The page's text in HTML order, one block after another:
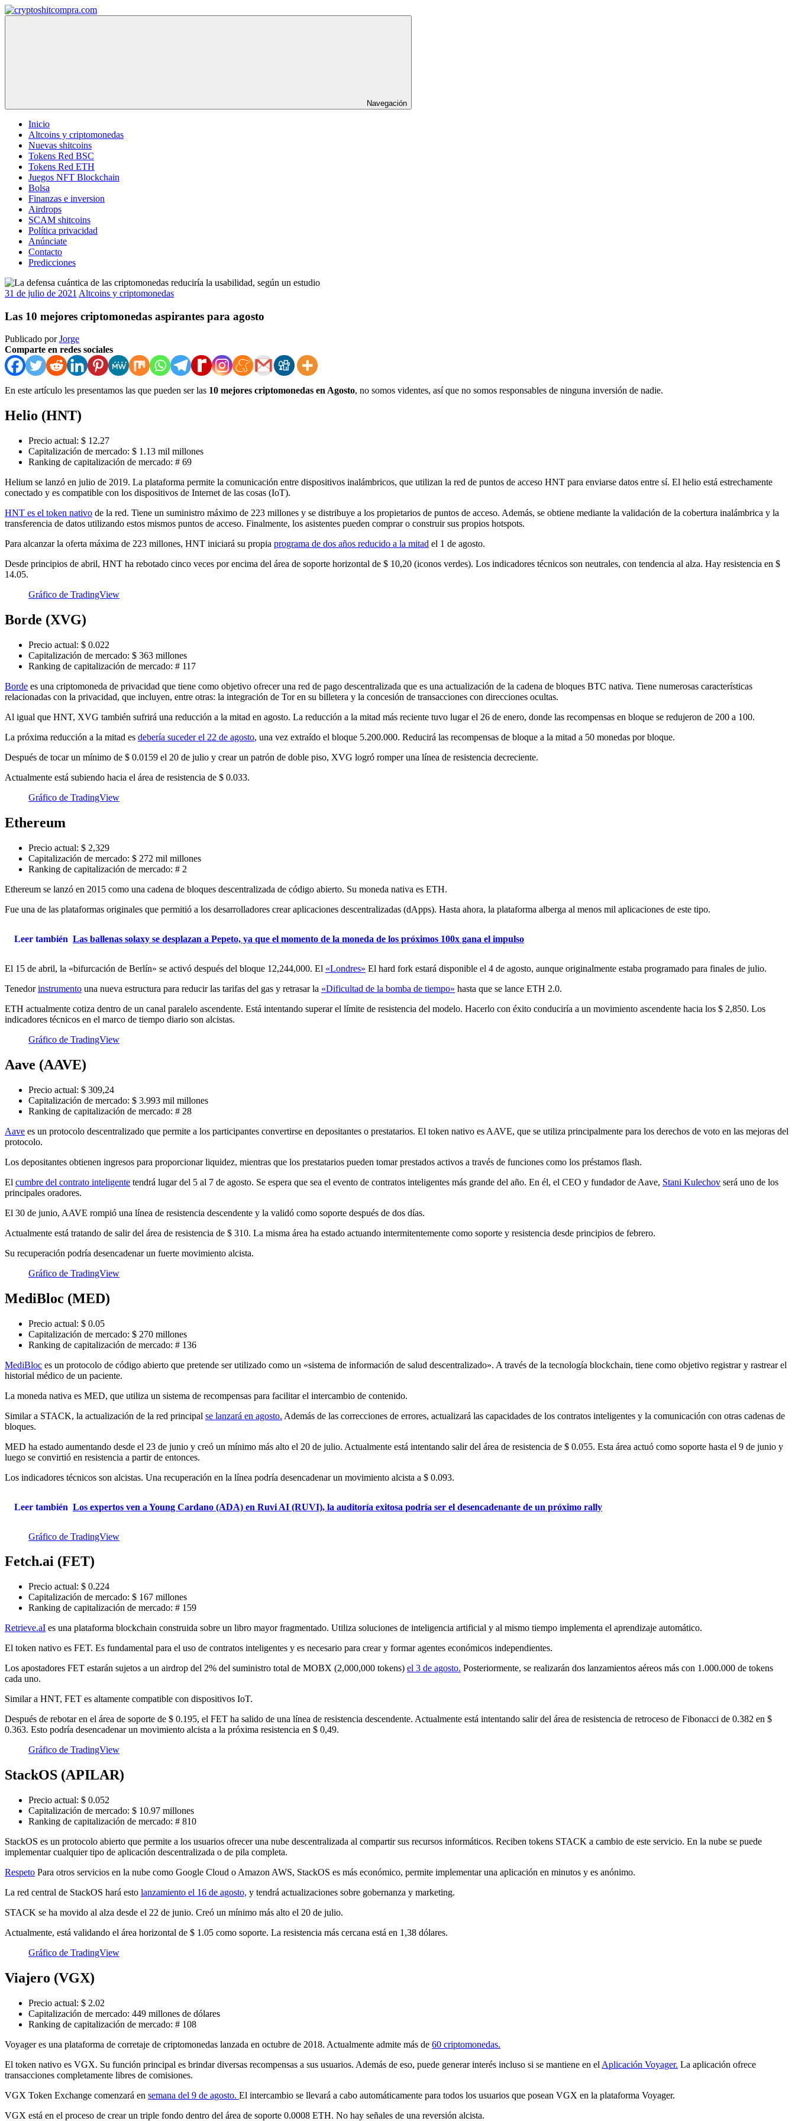
Saltar
al
Navegación
Inicio
Altcoins y criptomonedas
Nuevas shitcoins
Tokens Red BSC
Tokens Red ETH
Juegos NFT Blockchain
Bolsa
Finanzas e inversion
Airdrops
SCAM shitcoins
Política privacidad
Anúnciate
Contacto
Predicciones
31 de julio de 2021 Altcoins y criptomonedas
Las 10 mejores criptomonedas aspirantes para agosto
Publicado porJorge
Comparte en redes sociales
En este artículo les presentamos las que pueden ser las 10 mejores criptomonedas en Agosto, no somos videntes, así que no somos responsables de ninguna inversión de nadie.
Helio (HNT)
Precio actual: $ 12.27
Capitalización de mercado: $ 1.13 mil millones
Ranking de capitalización de mercado: # 69
Helium se lanzó en julio de 2019. La plataforma permite la comunicación entre dispositivos inalámbricos, que utilizan la red de puntos de acceso HNT para enviarse datos entre sí. El helio está estrechamente
conectado y es compatible con los dispositivos de Internet de las cosas (IoT).
HNT es el token nativo de la red. Tiene un suministro máximo de 223 millones y se distribuye a los propietarios de puntos de acceso. Además, se obtiene mediante la validación de la cobertura inalámbrica y la
transferencia de datos utilizando estos mismos puntos de acceso. Finalmente, los asistentes pueden comprar o construir sus propios hotspots.
Para alcanzar la oferta máxima de 223 millones, HNT iniciará su propia programa de dos años reducido a la mitad el 1 de agosto.
Desde principios de abril, HNT ha rebotado cinco veces por encima del área de soporte horizontal de $ 10,20 (iconos verdes). Los indicadores técnicos son neutrales, con tendencia al alza. Hay resistencia en $
14.05.
Gráfico de TradingView
Borde (XVG)
Precio actual: $ 0.022
Capitalización de mercado: $ 363 millones
Ranking de capitalización de mercado: # 117
Borde es una criptomoneda de privacidad que tiene como objetivo ofrecer una red de pago descentralizada que es una actualización de la cadena de bloques BTC nativa. Tiene numerosas características
relacionadas con la privacidad, que incluyen, entre otras: la integración de Tor en su billetera y la concesión de transacciones con direcciones ocultas.
Al igual que HNT, XVG también sufrirá una reducción a la mitad en agosto. La reducción a la mitad más reciente tuvo lugar el 26 de enero, donde las recompensas en bloque se redujeron de 200 a 100.
La próxima reducción a la mitad es debería suceder el 22 de agosto, una vez extraído el bloque 5.200.000. Reducirá las recompensas de bloque a la mitad a 50 monedas por bloque.
Después de tocar un mínimo de $ 0.0159 el 20 de julio y crear un patrón de doble piso, XVG logró romper una línea de resistencia decreciente.
Actualmente está subiendo hacia el área de resistencia de $ 0.033.
Gráfico de TradingView
Ethereum
Precio actual: $ 2,329
Capitalización de mercado: $ 272 mil millones
Ranking de capitalización de mercado: # 2
Ethereum se lanzó en 2015 como una cadena de bloques descentralizada de código abierto. Su moneda nativa es ETH.
Fue una de las plataformas originales que permitió a los desarrolladores crear aplicaciones descentralizadas (dApps). Hasta ahora, la plataforma alberga al menos mil aplicaciones de este tipo.
Leer también Las ballenas solaxy se desplazan a Pepeto, ya que el momento de la moneda de los próximos 100x gana el impulso
El 15 de abril, la «bifurcación de Berlín» se activó después del bloque 12,244,000. El «Londres» El hard fork estará disponible el 4 de agosto, aunque originalmente estaba programado para finales de julio.
Tenedorinstrumento una nueva estructura para reducir las tarifas del gas y retrasar la «Dificultad de la bomba de tiempo» hasta que se lance ETH 2.0.
ETH actualmente cotiza dentro de un canal paralelo ascendente. Está intentando superar el límite de resistencia del modelo. Hacerlo con éxito conduciría a un movimiento ascendente hacia los $ 2,850. Los
indicadores técnicos en el marco de tiempo diario son alcistas.
Gráfico de TradingView
Aave (AAVE)
Precio actual: $ 309,24
Capitalización de mercado: $ 3.993 mil millones
Ranking de capitalización de mercado: # 28
Aave es un protocolo descentralizado que permite a los participantes convertirse en depositantes o prestatarios. El token nativo es AAVE, que se utiliza principalmente para los derechos de voto en las mejoras del
protocolo.
Los depositantes obtienen ingresos para proporcionar liquidez, mientras que los prestatarios pueden tomar prestados activos a través de funciones como los préstamos flash.
El cumbre del contrato inteligente tendrá lugar del 5 al 7 de agosto. Se espera que sea el evento de contratos inteligentes más grande del año. En él, el CEO y fundador de Aave, Stani Kulechov será uno de los
principales oradores.
El 30 de junio, AAVE rompió una línea de resistencia descendente y la validó como soporte después de dos días.
Actualmente está tratando de salir del área de resistencia de $ 310. La misma área ha estado actuando intermitentemente como soporte y resistencia desde principios de febrero.
Su recuperación podría desencadenar un fuerte movimiento alcista.
Gráfico de TradingView
MediBloc (MED)
Precio actual: $ 0.05
Capitalización de mercado: $ 270 millones
Ranking de capitalización de mercado: # 136
MediBloc es un protocolo de código abierto que pretende ser utilizado como un «sistema de información de salud descentralizado». A través de la tecnología blockchain, tiene como objetivo registrar y rastrear el
historial médico de un paciente.
La moneda nativa es MED, que utiliza un sistema de recompensas para facilitar el intercambio de contenido.
Similar a STACK, la actualización de la red principal se lanzará en agosto. Además de las correcciones de errores, actualizará las capacidades de los contratos inteligentes y la comunicación con otras cadenas de
bloques.
MED ha estado aumentando desde el 23 de junio y creó un mínimo más alto el 20 de julio. Actualmente está intentando salir del área de resistencia de $ 0.055. Esta área actuó como soporte hasta el 9 de junio y
luego se convirtió en resistencia a partir de entonces.
Los indicadores técnicos son alcistas. Una recuperación en la línea podría desencadenar un movimiento alcista a $ 0.093.
Leer también Los expertos ven a Young Cardano (ADA) en Ruvi AI (RUVI), la auditoría exitosa podría ser el desencadenante de un próximo rally
Gráfico de TradingView
Fetch.ai (FET)
Precio actual: $ 0.224
Capitalización de mercado: $ 167 millones
Ranking de capitalización de mercado: # 159
Retrieve.aI es una plataforma blockchain construida sobre un libro mayor fragmentado. Utiliza soluciones de inteligencia artificial y al mismo tiempo implementa el aprendizaje automático.
El token nativo es FET. Es fundamental para el uso de contratos inteligentes y es necesario para crear y formar agentes económicos independientes.
Los apostadores FET estarán sujetos a un airdrop del 2% del suministro total de MOBX (2,000,000 tokens) el 3 de agosto. Posteriormente, se realizarán dos lanzamientos aéreos más con 1.000.000 de tokens
cada uno.
Similar a HNT, FET es altamente compatible con dispositivos IoT.
Después de rebotar en el área de soporte de $ 0.195, el FET ha salido de una línea de resistencia descendente. Actualmente está intentando salir del área de resistencia de retroceso de Fibonacci de 0.382 en $
0.363. Esto podría desencadenar un movimiento alcista a la próxima resistencia en $ 0,49.
Gráfico de TradingView
StackOS (APILAR)
Precio actual: $ 0.052
Capitalización de mercado: $ 10.97 millones
Ranking de capitalización de mercado: # 810
StackOS es un protocolo abierto que permite a los usuarios ofrecer una nube descentralizada al compartir sus recursos informáticos. Reciben tokens STACK a cambio de este servicio. En la nube se puede
implementar cualquier tipo de aplicación descentralizada o de pila completa.
Respeto Para otros servicios en la nube como Google Cloud o Amazon AWS, StackOS es más económico, permite implementar una aplicación en minutos y es anónimo.
La red central de StackOS hará esto lanzamiento el 16 de agosto, y tendrá actualizaciones sobre gobernanza y marketing.
STACK se ha movido al alza desde el 22 de junio. Creó un mínimo más alto el 20 de julio.
Actualmente, está validando el área horizontal de $ 1.05 como soporte. La resistencia más cercana está en 1,38 dólares.
Gráfico de TradingView
Viajero (VGX)
Precio actual: $ 2.02
Capitalización de mercado: 449 millones de dólares
Ranking de capitalización de mercado: # 108
Voyager es una plataforma de corretaje de criptomonedas lanzada en octubre de 2018. Actualmente admite más de 60 criptomonedas.
El token nativo es VGX. Su función principal es brindar diversas recompensas a sus usuarios. Además de eso, puede generar interés incluso si se mantiene en el Aplicación Voyager. La aplicación ofrece
transacciones completamente libres de comisiones.
VGX Token Exchange comenzará en semana del 9 de agosto. El intercambio se llevará a cabo automáticamente para todos los usuarios que posean VGX en la plataforma Voyager.
VGX está en el proceso de crear un triple fondo dentro del área de soporte 0.0008 ETH. No hay señales de una reversión alcista.